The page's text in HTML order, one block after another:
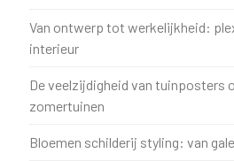
Van ontwerp tot werkelijkheid:
interieur
De veelzijdigheid van tuinposters
zomertuinen
Bloemen schilderij styling: van